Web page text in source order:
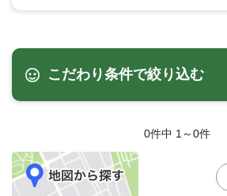
こだわり条件で絞り込む
0件中 1～0件